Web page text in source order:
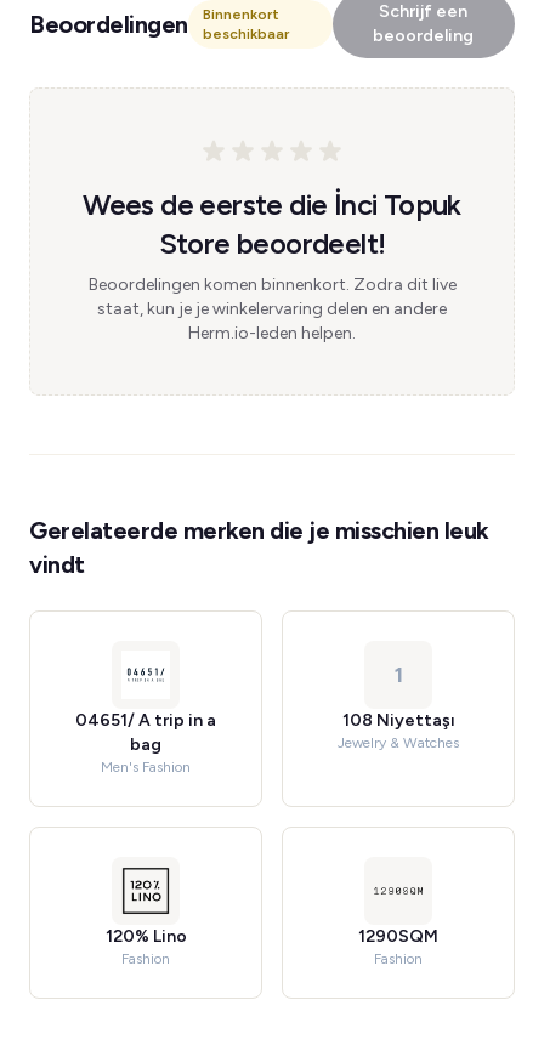
Beoordelingen
Binnenkort
beschikbaar
Schrijf een
beoordeling
Wees de eerste die İnci Topuk
Store beoordeelt!
Beoordelingen komen binnenkort. Zodra dit live
staat, kun je je winkelervaring delen en andere
Herm.io-leden helpen.
Gerelateerde merken die je misschien leuk
vindt
04651/ A trip in a
bag
Men's Fashion
1
108 Niyettaşı
Jewelry & Watches
120% Lino
Fashion
1290SQM
Fashion